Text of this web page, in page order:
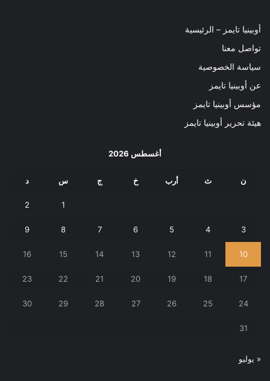
أوبينيا تايمز – الرئيسية
تواصل معنا
سياسة الخصوصية
عن أوبينيا تايمز
مؤسس أوبينيا تايمز
هيئة تحرير أوبينيا تايمز
أغسطس 2026
ن ث أرب خ ج س د
1
2
3
4
5
6
7
8
9
10
11
12
13
14
15
16
17
18
19
20
21
22
23
24
25
26
27
28
29
30
31
« يوليو